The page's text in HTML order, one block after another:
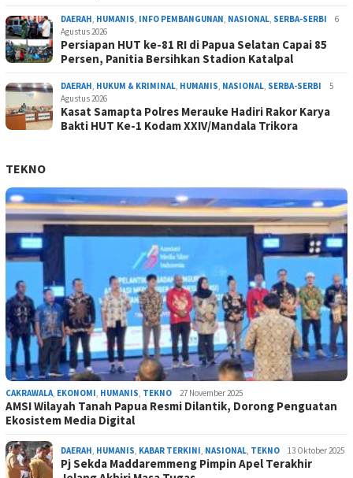
DAERAH, HUMANIS, INFO PEMBANGUNAN, NASIONAL, SERBA-SERBI
6
Agustus 2026
Persiapan HUT ke-81 RI di Papua Selatan Capai 85
Persen, Panitia Bersihkan Stadion Katalpal
DAERAH, HUKUM & KRIMINAL, HUMANIS, NASIONAL, SERBA-SERBI
5
Agustus 2026
Kasat Samapta Polres Merauke Hadiri Rakor Karya
Bakti HUT Ke-1 Kodam XXIV/Mandala Trikora
TEKNO
CAKRAWALA EKONOMI HUMANIS TEKNO 27 November 2025
AMSI Wilayah Tanah Papua Resmi Dilantik, Dorong Penguatan
Ekosistem Media Digital
DAERAH HUMANIS KABAR TERKINI NASIONAL TEKNO 13 Oktober 2025
Pj Sekda Maddaremmeng Pimpin Apel Terakhir